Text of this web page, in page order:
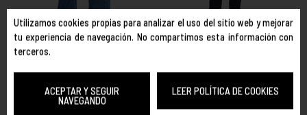
Utilizamos cookies propias para analizar el uso del sitio web y mejorar
tu experiencia de navegación. No compartimos esta información con
terceros.
ACEPTAR Y SEGUIR
NAVEGANDO
LEER POLÍTICA DE COOKIES
VOLCOM
Pantalón Vaquero Volcom Solver
Pantalón Vaquero Volcom Solver
Modern Straight - Denim Azul
Oscuro
45,00 € 75,00 €